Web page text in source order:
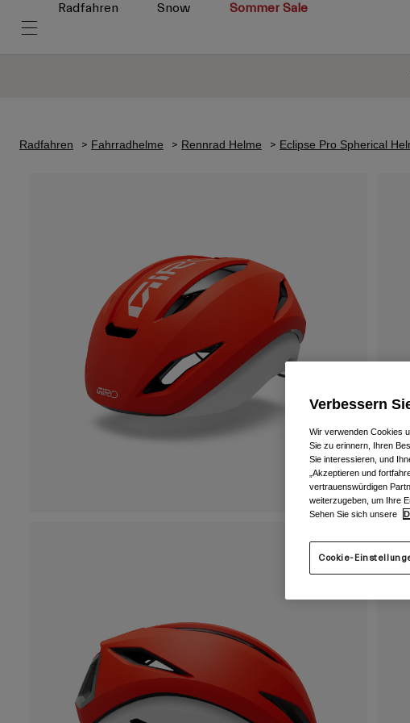
Radfahren Snow Sommer Sale
Radfahren Fahrradhelme Rennrad Helme Eclipse Pro Spherical
Verbessern
Wir verwenden Cookies
Sie zu erinnern, Ihren
Sie interessieren, und
„Akzeptieren und
vertrauenswürdigen
weiterzugeben, um Ihre
Sehen Sie sich unsere
Cookie-